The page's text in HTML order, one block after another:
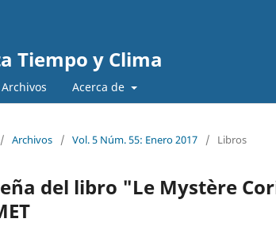
Tiempo y Clima
Archivos Acerca de
/ Archivos / Vol. 5 Núm. 55: Enero 2017 / Libros
del libro "Le Mystère